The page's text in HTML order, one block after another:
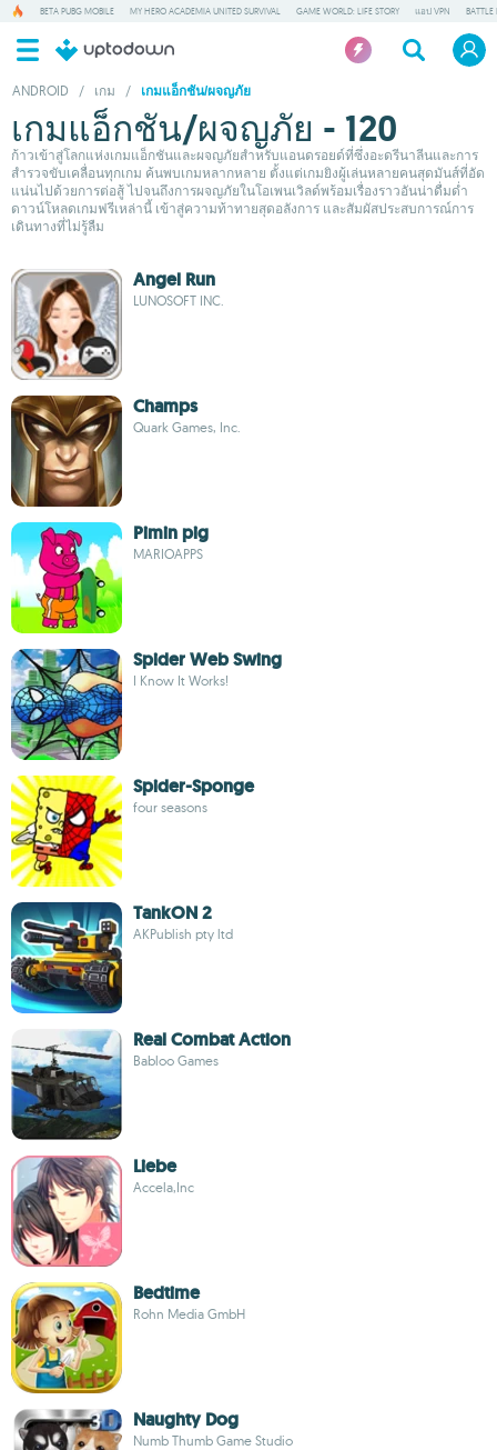
BETA PUBG MOBILE MY HERO ACADEMIA UNITED SURVIVAL GAME WORLD: LIFE STORY แอป VPN BATTLE
ANDROID / เกม / เกมแอ็กชัน/ผจญภัย
เกมแอ็กชัน/ผจญภัย - 120
ก้าวเข้าสู่โลกแห่งเกมแอ็กชันและผจญภัยสำหรับแอนดรอยด์ที่ซึ่งอะดรีนาลีนและการ
สำรวจขับเคลื่อนทุกเกม ค้นพบเกมหลากหลาย ตั้งแต่เกมยิงผู้เล่นหลายคนสุดมันส์ที่อัด
แน่นไปด้วยการต่อสู้ ไปจนถึงการผจญภัยในโอเพนเวิลด์พร้อมเรื่องราวอันน่าดื่มด่ำ
ดาวน์โหลดเกมฟรีเหล่านี้ เข้าสู่ความท้าทายสุดอลังการ และสัมผัสประสบการณ์การ
เดินทางที่ไม่รู้ลืม
Angel Run
LUNOSOFT INC.
Champs
Quark Games, Inc.
Pimin pig
MARIOAPPS
Spider Web Swing
I Know It Works!
Spider-Sponge
four seasons
TankON 2
AKPublish pty ltd
Real Combat Action
Babloo Games
Liebe
Accela,Inc
Bedtime
Rohn Media GmbH
Naughty Dog
Numb Thumb Game Studio